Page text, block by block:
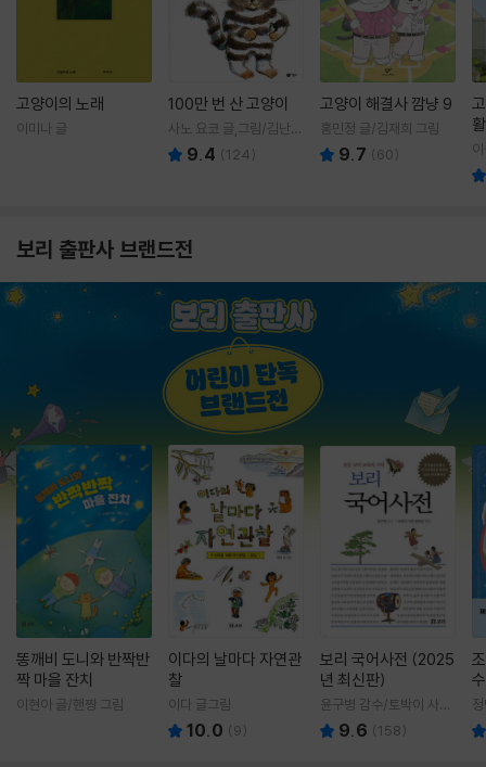
고양이의 노래
이미나 글
100만 번 산 고양이
사노 요코 글,그림/김난주
역 9.4 (124)
고양이 해결사 깜냥 9
홍민정 글/김재희 그림
9.7 (60)
보리 출판사 브랜드전
똥깨비 도니와 반짝반
짝 마을 잔치
이현아 글/핸짱 그림
이다의 날마다 자연관
찰
이다 글그림
10.0 (9)
보리 국어사전 (2025
년 최신판)
윤구병 감수/토박이 사전
편찬실 편
9.6 (158)